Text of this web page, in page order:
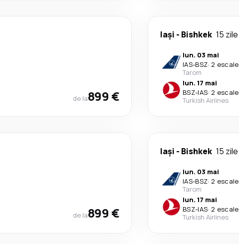
de la899 €
Iași - Bishkek 15 zile
lun. 03 mai
IAS-BSZ· 2 escale
Tarom
lun. 17 mai
BSZ-IAS· 2 escale
Turkish Airlines
de la899 €
Iași - Bishkek 15 zile
lun. 03 mai
IAS-BSZ· 2 escale
Tarom
lun. 17 mai
BSZ-IAS· 2 escale
Turkish Airlines